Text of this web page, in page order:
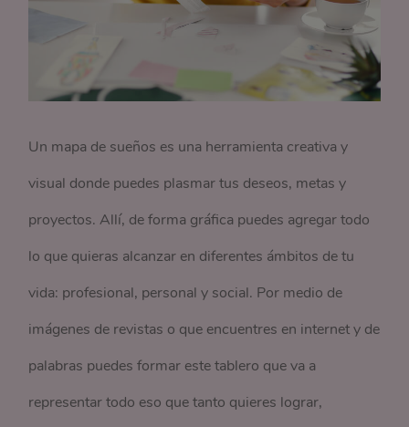
Un mapa de sueños es una herramienta creativa y
visual donde puedes plasmar tus deseos, metas y
proyectos. Allí, de forma gráfica puedes agregar todo
lo que quieras alcanzar en diferentes ámbitos de tu
vida: profesional, personal y social. Por medio de
imágenes de revistas o que encuentres en internet y de
palabras puedes formar este tablero que va a
representar todo eso que tanto quieres lograr,